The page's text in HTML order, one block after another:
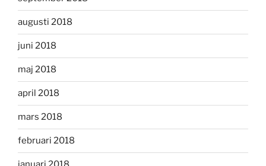
augusti 2018
juni 2018
maj 2018
april 2018
mars 2018
februari 2018